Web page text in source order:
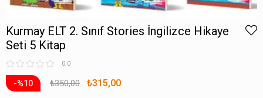
Kurmay ELT 2. Sınıf Stories İngilizce Hikaye
Seti 5 Kitap
0.0
10 ₺350,00 ₺315,00